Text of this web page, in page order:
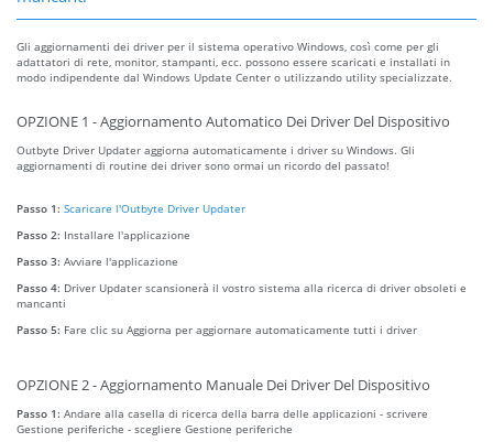
Gli aggiornamenti dei driver per il sistema operativo Windows, così come per gli
adattatori di rete, monitor, stampanti, ecc. possono essere scaricati e installati in
modo indipendente dal Windows Update Center o utilizzando utility specializzate.
OPZIONE 1 - Aggiornamento Automatico Dei Driver Del Dispositivo
Outbyte Driver Updater aggiorna automaticamente i driver su Windows. Gli
aggiornamenti di routine dei driver sono ormai un ricordo del passato!
Passo 1: Scaricare l'Outbyte Driver Updater
Passo 2: Installare l'applicazione
Passo 3: Avviare l'applicazione
Passo 4: Driver Updater scansionerà il vostro sistema alla ricerca di driver obsoleti e
mancanti
Passo 5: Fare clic su Aggiorna per aggiornare automaticamente tutti i driver
OPZIONE 2 - Aggiornamento Manuale Dei Driver Del Dispositivo
Passo 1: Andare alla casella di ricerca della barra delle applicazioni - scrivere
Gestione periferiche - scegliere Gestione periferiche